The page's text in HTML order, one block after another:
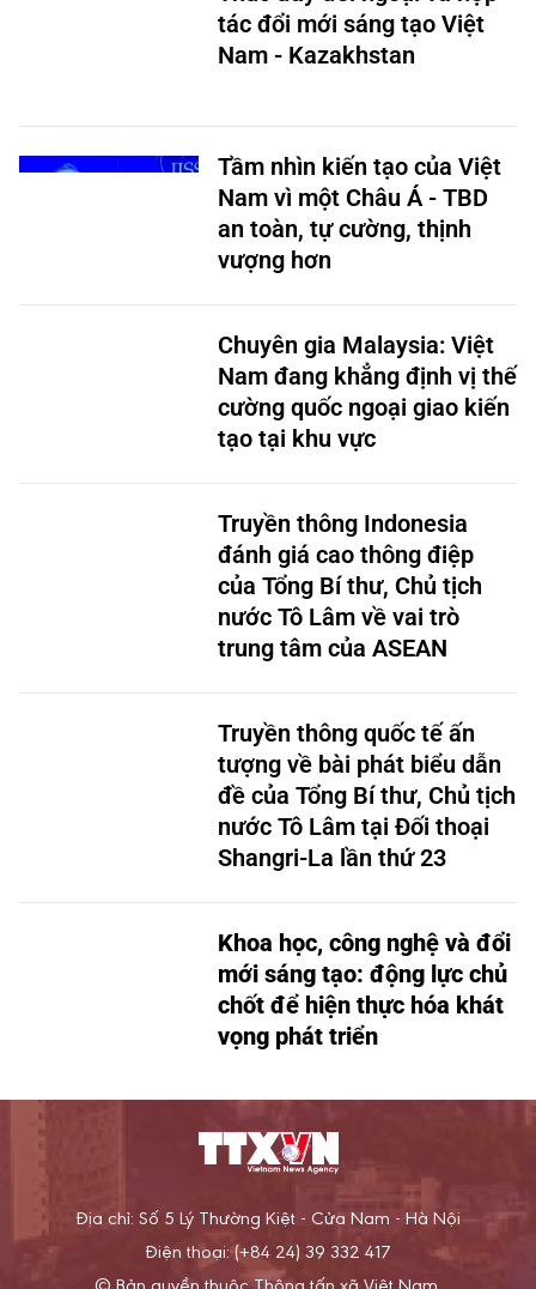
Tầm nhìn kiến tạo của Việt
vượng hơn
Chuyên gia Malaysia: Việt
Nam đang khẳng định vị thế
tạo tại khu vực
Truyền thông Indonesia
đánh giá cao thông điệp
nước Tô Lâm về vai trò
trung tâm của ASEAN
Truyền thông quốc tế ấn
tượng về bài phát biểu dẫn
nước Tô Lâm tại Đối thoại
Shangri-La lần thứ 23
Khoa học, công nghệ và đổi
mới sáng tạo: động lực chủ
vọng phát triển
Địa chỉ: Số 5 Lý Thường Kiệt - Cửa Nam - Hà Nội
Điện thoại: (+84 24) 39 332 417
© Bản quyền thuộc Thông tấn xã Việt Nam.
Cấm sao chép dưới mọi hình thức nếu không có sự chấp
thuận bằng văn bản.